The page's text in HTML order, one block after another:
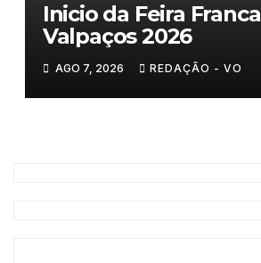
Inicio da Feira Franca
Valpaços 2026
AGO 7, 2026 REDAÇÃO - VO